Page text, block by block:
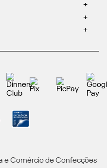
+
+
+
e Comércio de Confecções